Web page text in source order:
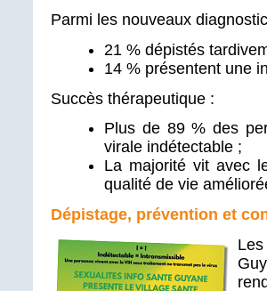
Parmi les nouveaux
21 % dépistés
14 % présentent une
Succès thérapeutique :
Plus de 89 % des
virale indétectable ;
La majorité vit avec
qualité de vie
Dépistage, prévention et